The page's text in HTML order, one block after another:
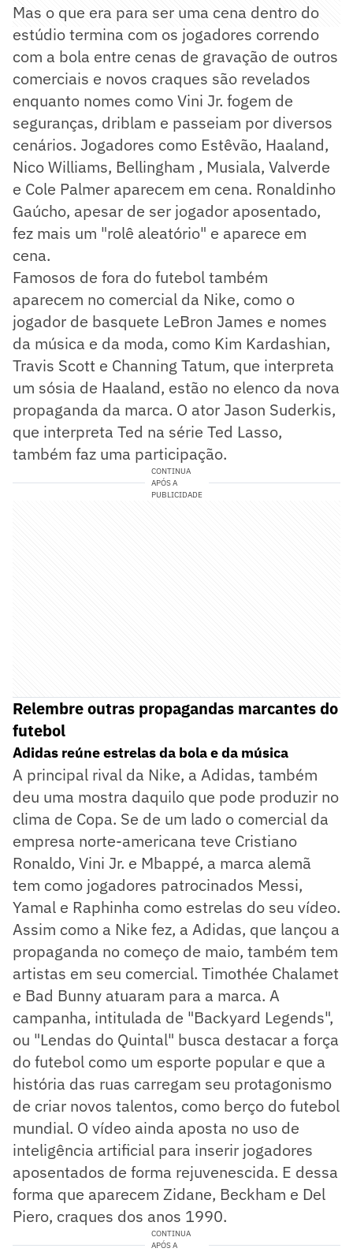
Mas o que era para ser uma cena dentro do
estúdio termina com os jogadores correndo
com a bola entre cenas de gravação de outros
comerciais e novos craques são revelados
enquanto nomes como Vini Jr. fogem de
seguranças, driblam e passeiam por diversos
cenários. Jogadores como Estêvão, Haaland,
Nico Williams, Bellingham , Musiala, Valverde
e Cole Palmer aparecem em cena. Ronaldinho
Gaúcho, apesar de ser jogador aposentado,
fez mais um "rolê aleatório" e aparece em
cena.
Famosos de fora do futebol também
aparecem no comercial da Nike, como o
jogador de basquete LeBron James e nomes
da música e da moda, como Kim Kardashian,
Travis Scott e Channing Tatum, que interpreta
um sósia de Haaland, estão no elenco da nova
propaganda da marca. O ator Jason Suderkis,
que interpreta Ted na série Ted Lasso,
também faz uma participação.
CONTINUA
APÓS A
PUBLICIDADE
Relembre outras propagandas marcantes do
futebol
Adidas reúne estrelas da bola e da música
A principal rival da Nike, a Adidas, também
deu uma mostra daquilo que pode produzir no
clima de Copa. Se de um lado o comercial da
empresa norte-americana teve Cristiano
Ronaldo, Vini Jr. e Mbappé, a marca alemã
tem como jogadores patrocinados Messi,
Yamal e Raphinha como estrelas do seu vídeo.
Assim como a Nike fez, a Adidas, que lançou a
propaganda no começo de maio, também tem
artistas em seu comercial. Timothée Chalamet
e Bad Bunny atuaram para a marca. A
campanha, intitulada de "Backyard Legends",
ou "Lendas do Quintal" busca destacar a força
do futebol como um esporte popular e que a
história das ruas carregam seu protagonismo
de criar novos talentos, como berço do futebol
mundial. O vídeo ainda aposta no uso de
inteligência artificial para inserir jogadores
aposentados de forma rejuvenescida. E dessa
forma que aparecem Zidane, Beckham e Del
Piero, craques dos anos 1990.
CONTINUA
APÓS A